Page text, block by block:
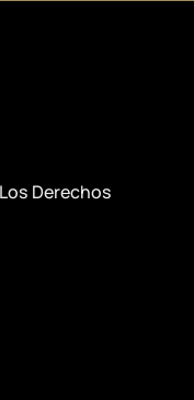
Derechos